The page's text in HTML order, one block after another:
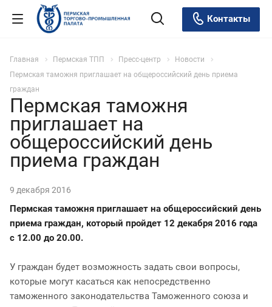
Контакты
Главная Пермская ТПП Пресс-центр
Новости
Пермская таможня приглашает на общероссийский день приема
граждан
Пермская таможня
приглашает на
общероссийский день
приема граждан
9 декабря 2016
Пермская таможня приглашает на общероссийский день
приема граждан, который пройдет 12 декабря 2016 года
с 12.00 до 20.00.
У граждан будет возможность задать свои вопросы,
которые могут касаться как непосредственно
таможенного законодательства Таможенного союза и